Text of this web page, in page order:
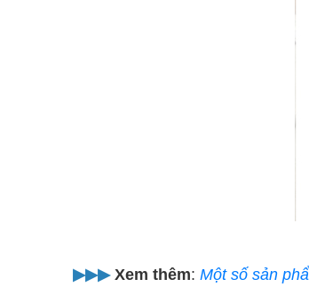
▶︎▶︎▶︎Xem thêm: Một số sản